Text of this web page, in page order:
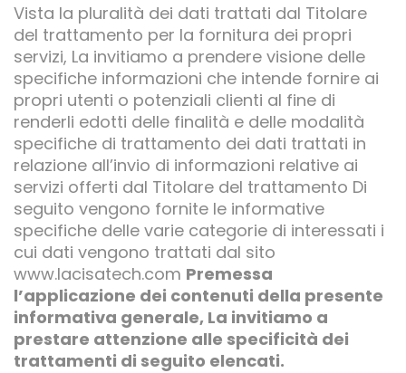
Vista la pluralità dei dati trattati dal Titolare
del trattamento per la fornitura dei propri
servizi, La invitiamo a prendere visione delle
specifiche informazioni che intende fornire ai
propri utenti o potenziali clienti al fine di
renderli edotti delle finalità e delle modalità
specifiche di trattamento dei dati trattati in
relazione all’invio di informazioni relative ai
servizi offerti dal Titolare del trattamento Di
seguito vengono fornite le informative
specifiche delle varie categorie di interessati i
cui dati vengono trattati dal sito
www.lacisatech.com Premessa
l’applicazione dei contenuti della presente
informativa generale, La invitiamo a
prestare attenzione alle specificità dei
trattamenti di seguito elencati.